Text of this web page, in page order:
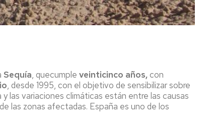
Sequía, quecumple veinticinco años,con
, desde 1995, con el objetivo de sensibilizar sobre
las variaciones climáticas están entre las causas
las zonas afectadas. España es uno de los